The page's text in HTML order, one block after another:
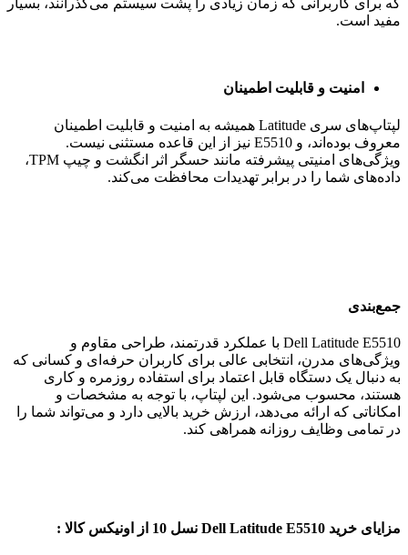
که برای کاربرانی که زمان زیادی را پشت سیستم می‌گذرانند، بسیار
مفید است.
امنیت و قابلیت اطمینان
لپتاپ‌های سری Latitude همیشه به امنیت و قابلیت اطمینان
معروف بوده‌اند، و E5510 نیز از این قاعده مستثنی نیست.
ویژگی‌های امنیتی پیشرفته مانند حسگر اثر انگشت و چیپ TPM،
داده‌های شما را در برابر تهدیدات محافظت می‌کند.
جمع‌بندی
Dell Latitude E5510 با عملکرد قدرتمند، طراحی مقاوم و
ویژگی‌های مدرن، انتخابی عالی برای کاربران حرفه‌ای و کسانی که
به دنبال یک دستگاه قابل اعتماد برای استفاده روزمره و کاری
هستند، محسوب می‌شود. این لپتاپ، با توجه به مشخصات و
امکاناتی که ارائه می‌دهد، ارزش خرید بالایی دارد و می‌تواند شما را
در تمامی وظایف روزانه همراهی کند.
مزایای خرید Dell Latitude E5510 نسل 10 از اونیکس کالا :